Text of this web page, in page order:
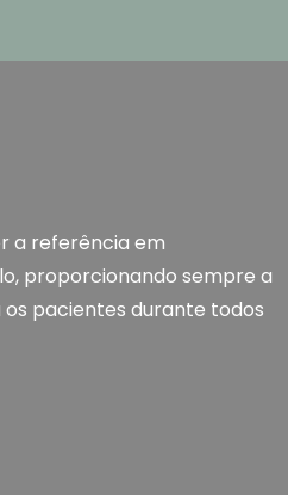
a referência em
proporcionando sempre a
pacientes durante todos